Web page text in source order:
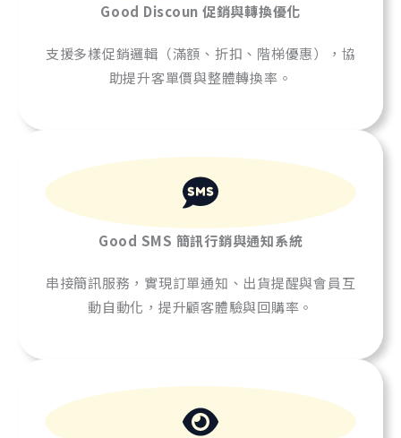
Good Discoun 促銷與轉換優化
支援多樣促銷邏輯（滿額、折扣、階梯優惠），協
助提升客單價與整體轉換率。
Good SMS 簡訊行銷與通知系統
串接簡訊服務，實現訂單通知、出貨提醒與會員互
動自動化，提升顧客體驗與回購率。